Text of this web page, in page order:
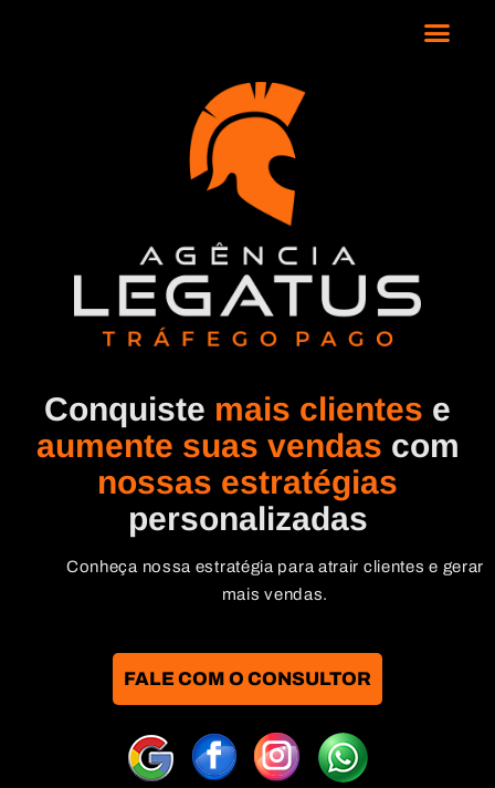
Conquiste mais clientes e
aumente suas vendas com
nossas estratégias
personalizadas
Conheça nossa estratégia para atrair clientes e gerar
mais vendas.
FALE COM O CONSULTOR